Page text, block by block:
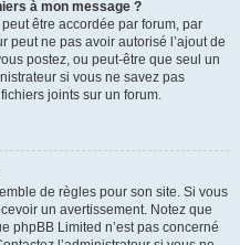
à mon message ?
être accordée par forum, par
peut ne pas avoir autorisé l’ajout de
postez, ou peut-être que seul un
si vous ne savez pas
joints sur un forum.
de règles pour son site. Si vous
un avertissement. Notez que
phpBB Limited n’est pas concerné